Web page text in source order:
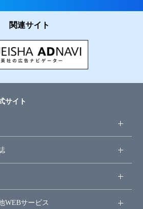
関連サイト
サイト
WEBサービス